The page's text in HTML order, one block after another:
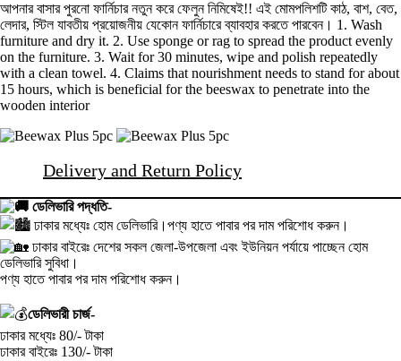
আপনার বাসার পুরনো ফার্নিচার নতুন করে ফেলুন নিমিষেই!! এই মোমপলিশটি কাঠ, বাশ, বেত,
লেদার, স্টিল যাবতীয় প্রয়োজনীয় যেকোন ফার্নিচারে ব্যাবহার করতে পারবেন। 1. Wash
furniture and dry it. 2. Use sponge or rag to spread the product evenly
on the furniture. 3. Wait for 30 minutes, wipe and polish repeatedly
with a clean towel. 4. Claims that nourishment needs to stand for about
15 hours, which is beneficial for the beeswax to penetrate into the
wooden interior
Delivery and Return Policy
ডেলিভারি পদ্ধতি-
ঢাকার মধ্যেঃ হোম ডেলিভারি।পণ্য হাতে পাবার পর দাম পরিশোধ করুন।
ঢাকার বাইরেঃ দেশের সকল জেলা-উপজেলা এবং ইউনিয়ন পর্যায়ে পাচ্ছেন হোম
ডেলিভারি সুবিধা।
পণ্য হাতে পাবার পর দাম পরিশোধ করুন।
ডেলিভারী চার্জ-
ঢাকার মধ্যেঃ 80/- টাকা
ঢাকার বাইরেঃ 130/- টাকা